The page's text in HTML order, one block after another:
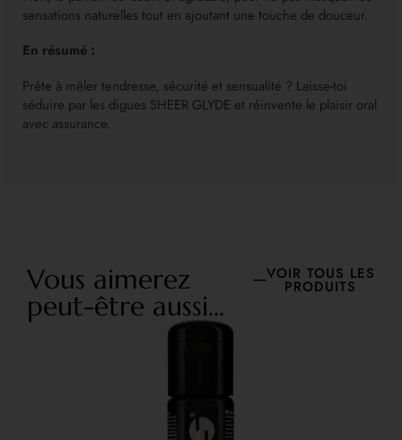
sensations naturelles tout en ajoutant une touche de douceur.
En résumé :
Prête à mêler tendresse, sécurité et sensualité ? Laisse-toi
séduire par les digues SHEER GLYDE et réinvente le plaisir oral
avec assurance.
Vous aimerez
peut-être aussi...
VOIR TOUS LES
PRODUITS